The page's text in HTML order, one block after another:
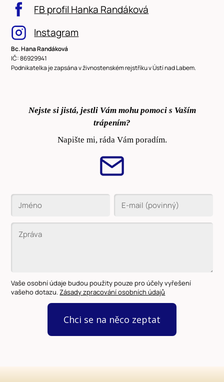
FB profil Hanka Randáková
Instagram
Bc. Hana Randáková
IČ: 86929941
Podnikatelka je zapsána v živnostenském rejstříku v Ústí nad Labem.
Nejste si jistá, jestli Vám mohu pomoci s Vaším
trápením?
Napište mi, ráda Vám poradím.
Vaše osobní údaje budou použity pouze pro účely vyřešení
vašeho dotazu.Zásady zpracování osobních údajů
Chci se na něco zeptat